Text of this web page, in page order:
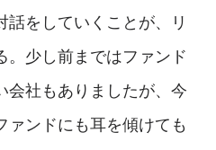
話をしていくことが、リ
。少し前まではファンド
会社もありましたが、今
ァンドにも耳を傾けても